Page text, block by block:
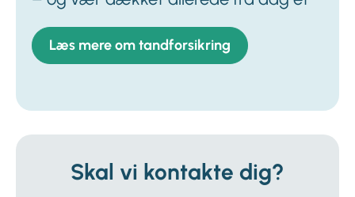
Læs mere om tandforsikring
Skal vi kontakte dig?